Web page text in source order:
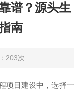
谱？源头生
南
203次
项目建设中，选择一